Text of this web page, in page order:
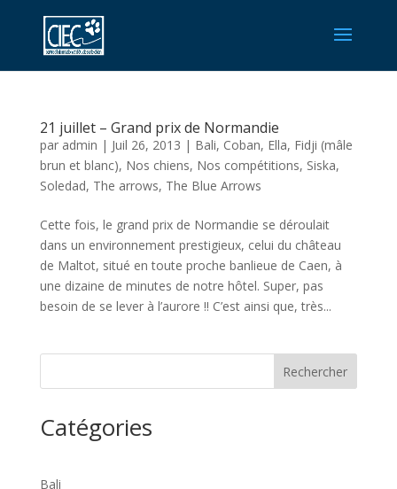
21 juillet – Grand prix de Normandie
par admin | Juil 26, 2013 | Bali, Coban, Ella, Fidji (mâle
brun et blanc), Nos chiens, Nos compétitions, Siska,
Soledad, The arrows, The Blue Arrows
Cette fois, le grand prix de Normandie se déroulait
dans un environnement prestigieux, celui du château
de Maltot, situé en toute proche banlieue de Caen, à
une dizaine de minutes de notre hôtel. Super, pas
besoin de se lever à l’aurore !! C’est ainsi que, très...
Rechercher
Catégories
Bali